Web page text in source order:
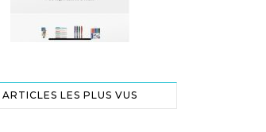
ARTICLES LES PLUS VUS